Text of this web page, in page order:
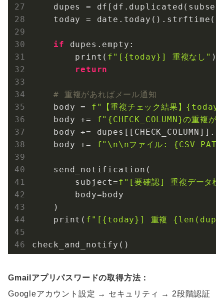
dupes =
    today = date.today().strftime(
if dupes.empty:
        print(
f"[ {today} ] 重複なし" )
return
# 重複があればメール通知
    body =
f"【重複チェック結果】 {today}
    body +=
f" {CHECK_COLUMN}の重複が
body +=
    body +=
f"\n\nファイル:
    send_notification(
        subject=
f"[要確認] 重複データ
        body=body
    )
    print(
f"[ {today} ] 重複
check_and_notify()
Gmailアプリパスワードの取得方法：
Googleアカウント設定 → セキュリティ → 2段階認証